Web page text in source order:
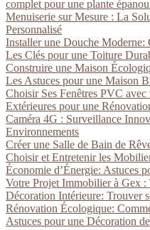
complet pour une plante
Menuiserie sur Mesure : La
Personnalisé
Installer une Douche Moderne:
Les Clés pour une Toiture
Construire une Maison
Les Astuces pour une Maison
Choisir Ses Fenêtres PVC
Extérieures pour une
Caméra 4G : Surveillance
Environnements
Créer une Salle de Bain de
Choisir et Entretenir les
Économie d’Énergie: Astuces
Votre Projet Immobilier à Gex
Décoration Intérieure: Trouver
Rénovation Écologique:
Astuces pour une Décoration